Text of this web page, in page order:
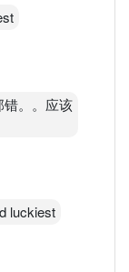
。。应该
luckiest